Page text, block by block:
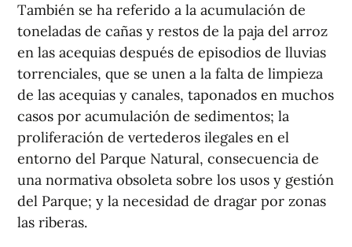
También se ha referido a la acumulación de
toneladas de cañas y restos de la paja del arroz
en las acequias después de episodios de lluvias
torrenciales, que se unen a la falta de limpieza
de las acequias y canales, taponados en muchos
casos por acumulación de sedimentos; la
proliferación de vertederos ilegales en el
entorno del Parque Natural, consecuencia de
una normativa obsoleta sobre los usos y gestión
del Parque; y la necesidad de dragar por zonas
las riberas.